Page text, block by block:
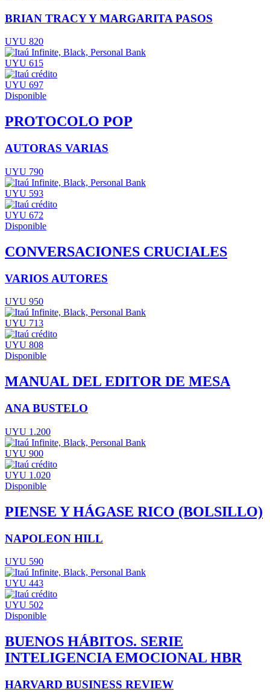
BRIAN TRACY Y MARGARITA PASOS
UYU 820
UYU 615
UYU 697
Disponible
PROTOCOLO POP
AUTORAS VARIAS
UYU 790
UYU 593
UYU 672
Disponible
CONVERSACIONES CRUCIALES
VARIOS AUTORES
UYU 950
UYU 713
UYU 808
Disponible
MANUAL DEL EDITOR DE MESA
ANA BUSTELO
UYU 1.200
UYU 900
UYU 1.020
Disponible
PIENSE Y HÁGASE RICO (BOLSILLO)
NAPOLEON HILL
UYU 590
UYU 443
UYU 502
Disponible
BUENOS HÁBITOS. SERIE
INTELIGENCIA EMOCIONAL HBR
HARVARD BUSINESS REVIEW